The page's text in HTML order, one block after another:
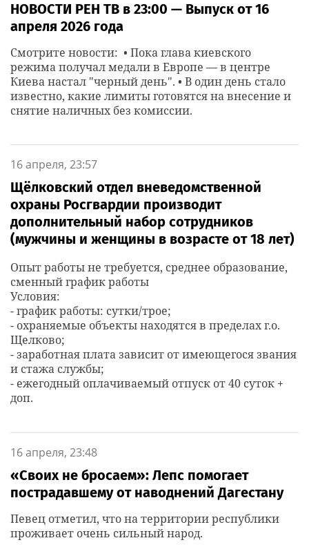
НОВОСТИ РЕН ТВ в 23:00 — Выпуск от 16
апреля 2026 года
Смотрите новости: • Пока глава киевского
режима получал медали в Европе — в центре
Киева настал "черный день". • В один день стало
известно, какие лимиты готовятся на внесение и
снятие наличных без комиссии.
16 апреля, 23:57
Щёлковский отдел вневедомственной
охраны Росгвардии производит
дополнительный набор сотрудников
(мужчины и женщины в возрасте от 18 лет)
Опыт работы не требуется, среднее образование,
сменный график работы
Условия:
- график работы: сутки/трое;
- охраняемые объекты находятся в пределах г.о.
Щелково;
- заработная плата зависит от имеющегося звания
и стажа службы;
- ежегодный оплачиваемый отпуск от 40 суток +
доп.
16 апреля, 23:48
«Своих не бросаем»: Лепс помогает
пострадавшему от наводнений Дагестану
Певец отметил, что на территории республики
проживает очень сильный народ.